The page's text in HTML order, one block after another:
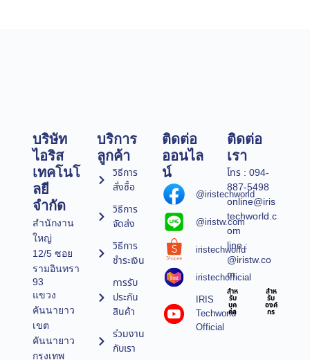
บริษัท
ไอริส
เทคโนโ
ลยี
จำกัด
สำนักงาน
ใหญ่
12/5 ซอย
รามอินทรา
93
แขวง
คันนายาว
เขต
คันนายาว
กรุงเทพ
บริการ
ลูกค้า
วิธีการ
สั่งซื้อ
วิธีการ
จัดส่ง
วิธีการ
ชำระเงิน
การรับ
ประกัน
สินค้า
ร่วมงาน
กับเรา
ติดต่อ
ออนไล
น์
@iristechworld
@iristw.com
iristechworld
iristechofficial
IRIS
Techworld
Official
ติดต่อ
เรา
โทร : 094-
887-5498
online@iris
techworld.c
om
line :
@iristw.co
m
สำห
รับ
บุค
คล
สำห
รับ
องค์
กร